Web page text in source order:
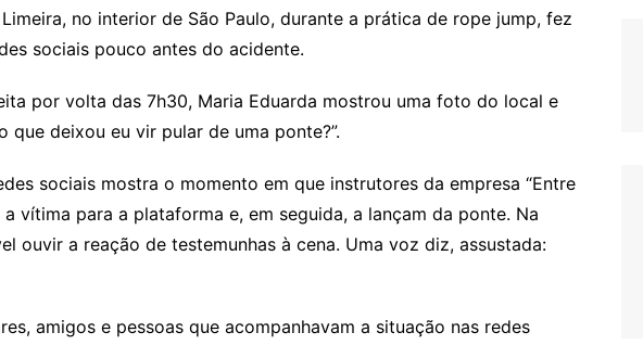
no interior de São Paulo, durante a prática de rope jump, fez
sociais pouco antes do acidente.
por volta das 7h30, Maria Eduarda mostrou uma foto do local e
que deixou eu vir pular de uma ponte?”.
sociais mostra o momento em que instrutores da empresa “Entre
a vítima para a plataforma e, em seguida, a lançam da ponte. Na
ouvir a reação de testemunhas à cena. Uma voz diz, assustada:
amigos e pessoas que acompanhavam a situação nas redes